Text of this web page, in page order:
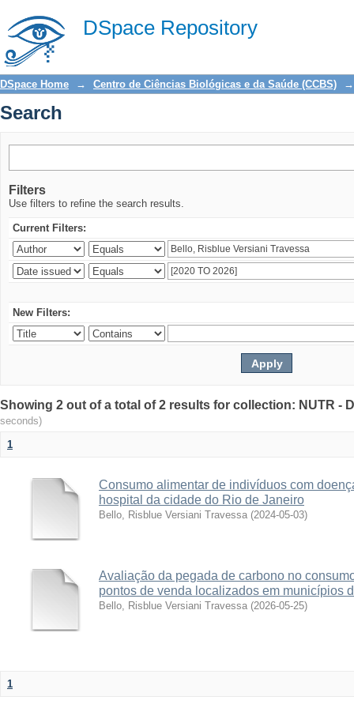
DSpace Repository
Search
DSpace Home → Centro de Ciências Biológicas e da Saúde (CCBS) →
Search
Filters
Use filters to refine the search results.
Current Filters:
New Filters:
Showing 2 out of a total of 2 results for collection: NUTR -
seconds)
1
Consumo alimentar de indivíduos com
hospital da cidade do Rio de Janeiro
Bello, Risblue Versiani Travessa (2024-05-03)
Avaliação da pegada de carbono no
pontos de venda localizados em municípios
Bello, Risblue Versiani Travessa (2026-05-25)
1